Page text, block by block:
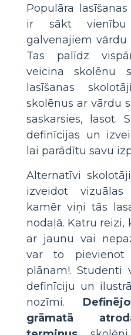
Populāra
ir sākt
galvenajiem
Tas palīdz
veicina skolēnu
lasīšanas
skolēnus ar vārdu
saskarsies, lasot.
definīcijas un
lai parādītu savu
Alternatīvi
izveidot vizuālas
kamēr viņi tās
nodaļā. Katru reizi,
ar jaunu vai
var to pievienot
plānam!. Studenti
definīciju un
nozīmi.
grāmatā